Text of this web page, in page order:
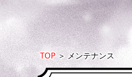
TOP＞メンテナンス